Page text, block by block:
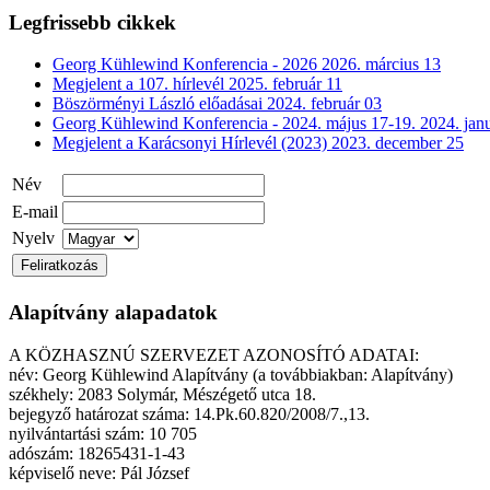
Legfrissebb cikkek
Georg Kühlewind Konferencia - 2026 2026. március 13
Megjelent a 107. hírlevél 2025. február 11
Böszörményi László előadásai 2024. február 03
Georg Kühlewind Konferencia - 2024. május 17-19. 2024.
Megjelent a Karácsonyi Hírlevél (2023) 2023. december 25
Név
E-mail
Nyelv
Alapítvány alapadatok
A KÖZHASZNÚ SZERVEZET AZONOSÍTÓ ADATAI:
név: Georg Kühlewind Alapítvány (a továbbiakban: Alapítvány)
székhely: 2083 Solymár, Mészégető utca 18.
bejegyző határozat száma: 14.Pk.60.820/2008/7.,13.
nyilvántartási szám: 10 705
adószám: 18265431-1-43
képviselő neve: Pál József